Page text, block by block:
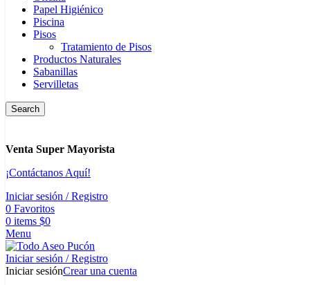
Papel Higiénico
Piscina
Pisos
Tratamiento de Pisos
Productos Naturales
Sabanillas
Servilletas
Search
Venta Super Mayorista
¡Contáctanos Aquí!
Iniciar sesión / Registro
0 Favoritos
0 items $0
Menu
Iniciar sesión / Registro
Iniciar sesiónCrear una cuenta